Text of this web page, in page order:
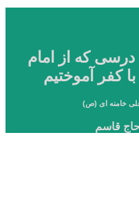
درسی که از امام
کفر آموختیم
خامنه ای (ص)
قاسم